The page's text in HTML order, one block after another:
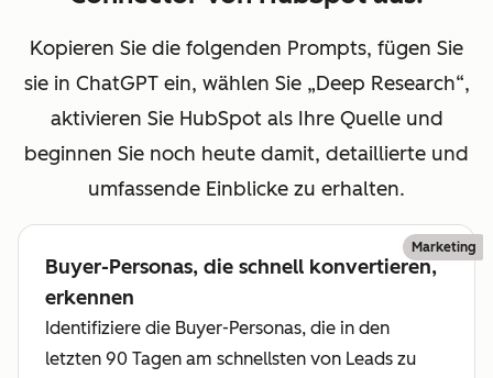
Kopieren Sie die folgenden Prompts, fügen Sie
sie in ChatGPT ein, wählen Sie „Deep Research“,
aktivieren Sie HubSpot als Ihre Quelle und
beginnen Sie noch heute damit, detaillierte und
umfassende Einblicke zu erhalten.
Marketing
Buyer-Personas, die schnell konvertieren,
erkennen
Identifiziere die Buyer-Personas, die in den
letzten 90 Tagen am schnellsten von Leads zu